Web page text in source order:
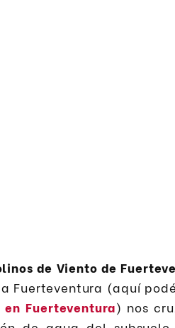
de Viento de
Fuerteventura (aquí
Fuerteventura) nos